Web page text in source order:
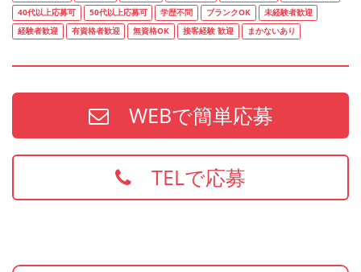
40代以上応募可
50代以上応募可 学歴不問 ブランクOK
未経験者歓迎
経験者歓迎
有資格者歓迎 無資格OK 接客経験 歓迎 まかないあり
WEBで簡単応募
TELで応募